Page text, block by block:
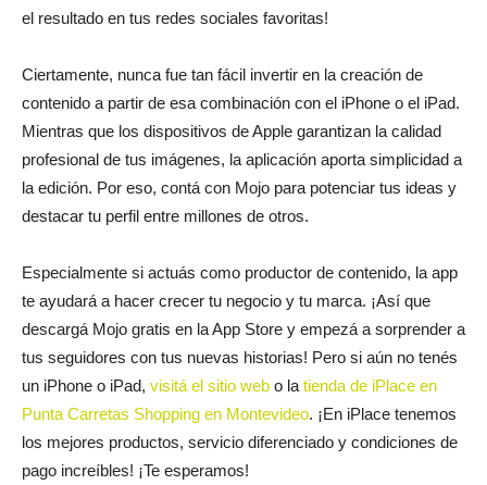
el resultado en tus redes sociales favoritas!
Ciertamente, nunca fue tan fácil invertir en la creación de
contenido a partir de esa combinación con el iPhone o el iPad.
Mientras que los dispositivos de Apple garantizan la calidad
profesional de tus imágenes, la aplicación aporta simplicidad a
la edición. Por eso, contá con Mojo para potenciar tus ideas y
destacar tu perfil entre millones de otros.
Especialmente si actuás como productor de contenido, la app
te ayudará a hacer crecer tu negocio y tu marca. ¡Así que
descargá Mojo gratis en la App Store y empezá a sorprender a
tus seguidores con tus nuevas historias! Pero si aún no tenés
un iPhone o iPad, visitá el sitio web o la tienda de iPlace en
Punta Carretas Shopping en Montevideo. ¡En iPlace tenemos
los mejores productos, servicio diferenciado y condiciones de
pago increíbles! ¡Te esperamos!